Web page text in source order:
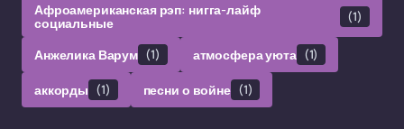
Афроамериканская рэп: нигга-лайф
социальные (1)
Анжелика Варум (1) атмосфера уюта (1)
аккорды (1) песни о войне (1)